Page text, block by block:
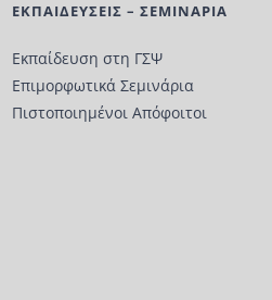
ΕΚΠΑΙΔΕΥΣΕΙΣ – ΣΕΜΙΝΑΡΙΑ
Εκπαίδευση στη ΓΣΨ
Επιμορφωτικά Σεμινάρια
Πιστοποιημένοι Απόφοιτοι